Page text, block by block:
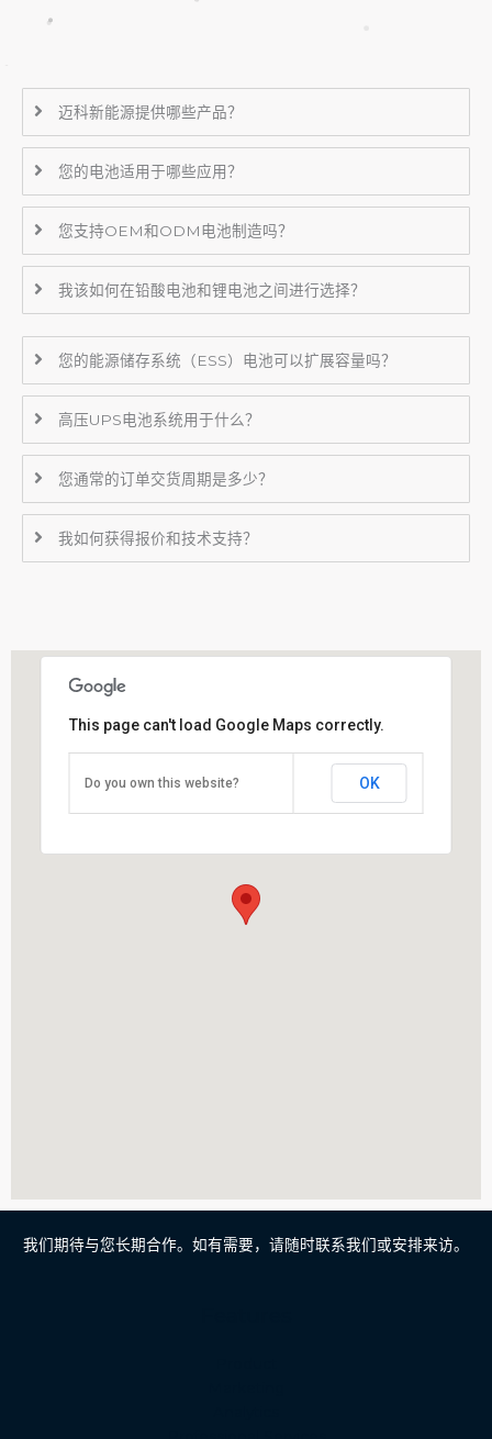
迈科新能源提供哪些产品？
您的电池适用于哪些应用？
您支持OEM和ODM电池制造吗？
我该如何在铅酸电池和锂电池之间进行选择？
您的能源储存系统（ESS）电池可以扩展容量吗？
高压UPS电池系统用于什么？
您通常的订单交货周期是多少？
我如何获得报价和技术支持？
This page can't load Google Maps correctly.
Do you own this website? OK
我们期待与您长期合作。如有需要，请随时联系我们或安排来访。